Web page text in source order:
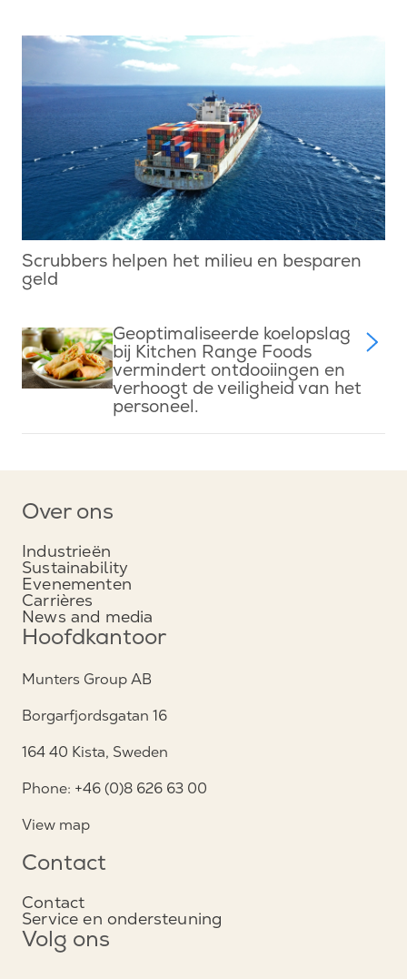
Scrubbers helpen het milieu en besparen
geld
Geoptimaliseerde koelopslag
bij Kitchen Range Foods
vermindert ontdooiingen en
verhoogt de veiligheid van het
personeel.
Over ons
Industrieën
Sustainability
Evenementen
Carrières
News and media
Hoofdkantoor
Munters Group AB
Borgarfjordsgatan 16
164 40 Kista, Sweden
Phone: +46 (0)8 626 63 00
View map
Contact
Contact
Service en ondersteuning
Volg ons